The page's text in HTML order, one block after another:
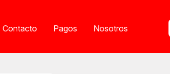
Contacto Pagos Nosotros